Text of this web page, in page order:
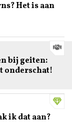
Het is aan
bij geiten:
onderschat!
ik dat aan?